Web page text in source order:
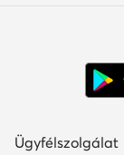
Ügyfélszolgálat